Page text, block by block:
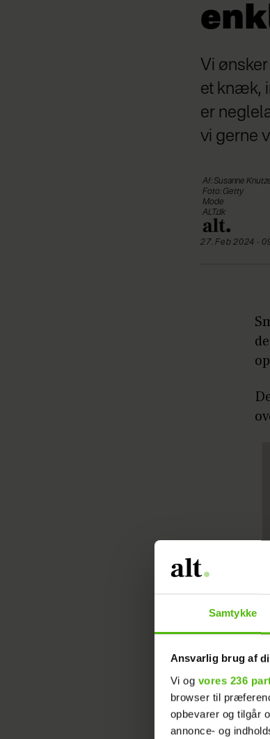
Samtykke
Ansvarlig brug af
Vi og vores 236
browser til
opbevarer og tilgår
annonce- og
Vi
et knæk,
er
vi gerne
Af: Susanne
Foto: Getty
Mode
ALT.dk
27. Feb 2024 -